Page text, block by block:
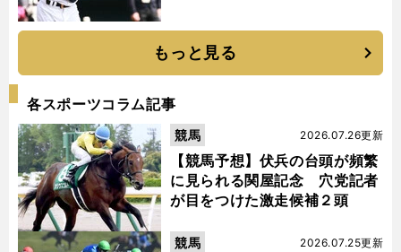
もっと見る
各スポーツコラム記事
【競馬予想】伏兵の台頭が頻繁
に見られる関屋記念 穴党記者
が目をつけた激走候補２頭
2026.07.26更新
競馬
2026.07.25更新
競馬